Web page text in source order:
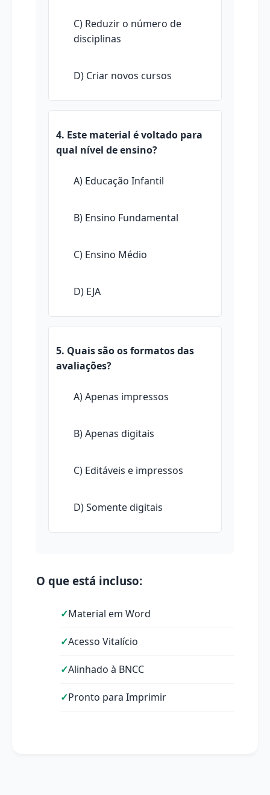
C) Reduzir o número de
disciplinas
D) Criar novos cursos
4. Este material é voltado para
qual nível de ensino?
A) Educação Infantil
B) Ensino Fundamental
C) Ensino Médio
D) EJA
5. Quais são os formatos das
avaliações?
A) Apenas impressos
B) Apenas digitais
C) Editáveis e impressos
D) Somente digitais
O que está incluso:
Material em Word
Acesso Vitalício
Alinhado à BNCC
Pronto para Imprimir